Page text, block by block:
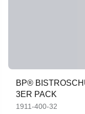
BP®
3ER PACK
1911-400-32